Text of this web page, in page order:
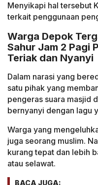
Menyikapi hal tersebut
terkait penggunaan
Warga Depok
Sahur Jam 2 Pagi
Teriak dan Nyanyi
Dalam narasi yang
satu pihak yang
pengeras suara masjid
bernyanyi dengan lagu
Warga yang
juga seorang muslim.
kurang tepat dan lebih
atau selawat.
BACA JUGA: